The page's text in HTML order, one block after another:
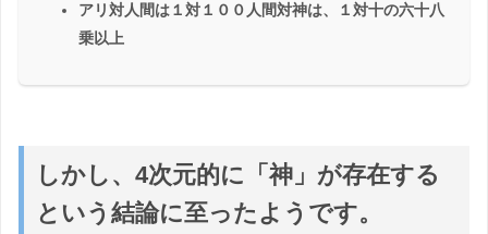
アリ対人間は１対１００人間対神は、１対十の六十八
乗以上
しかし、4次元的に「神」が存在する
という結論に至ったようです。